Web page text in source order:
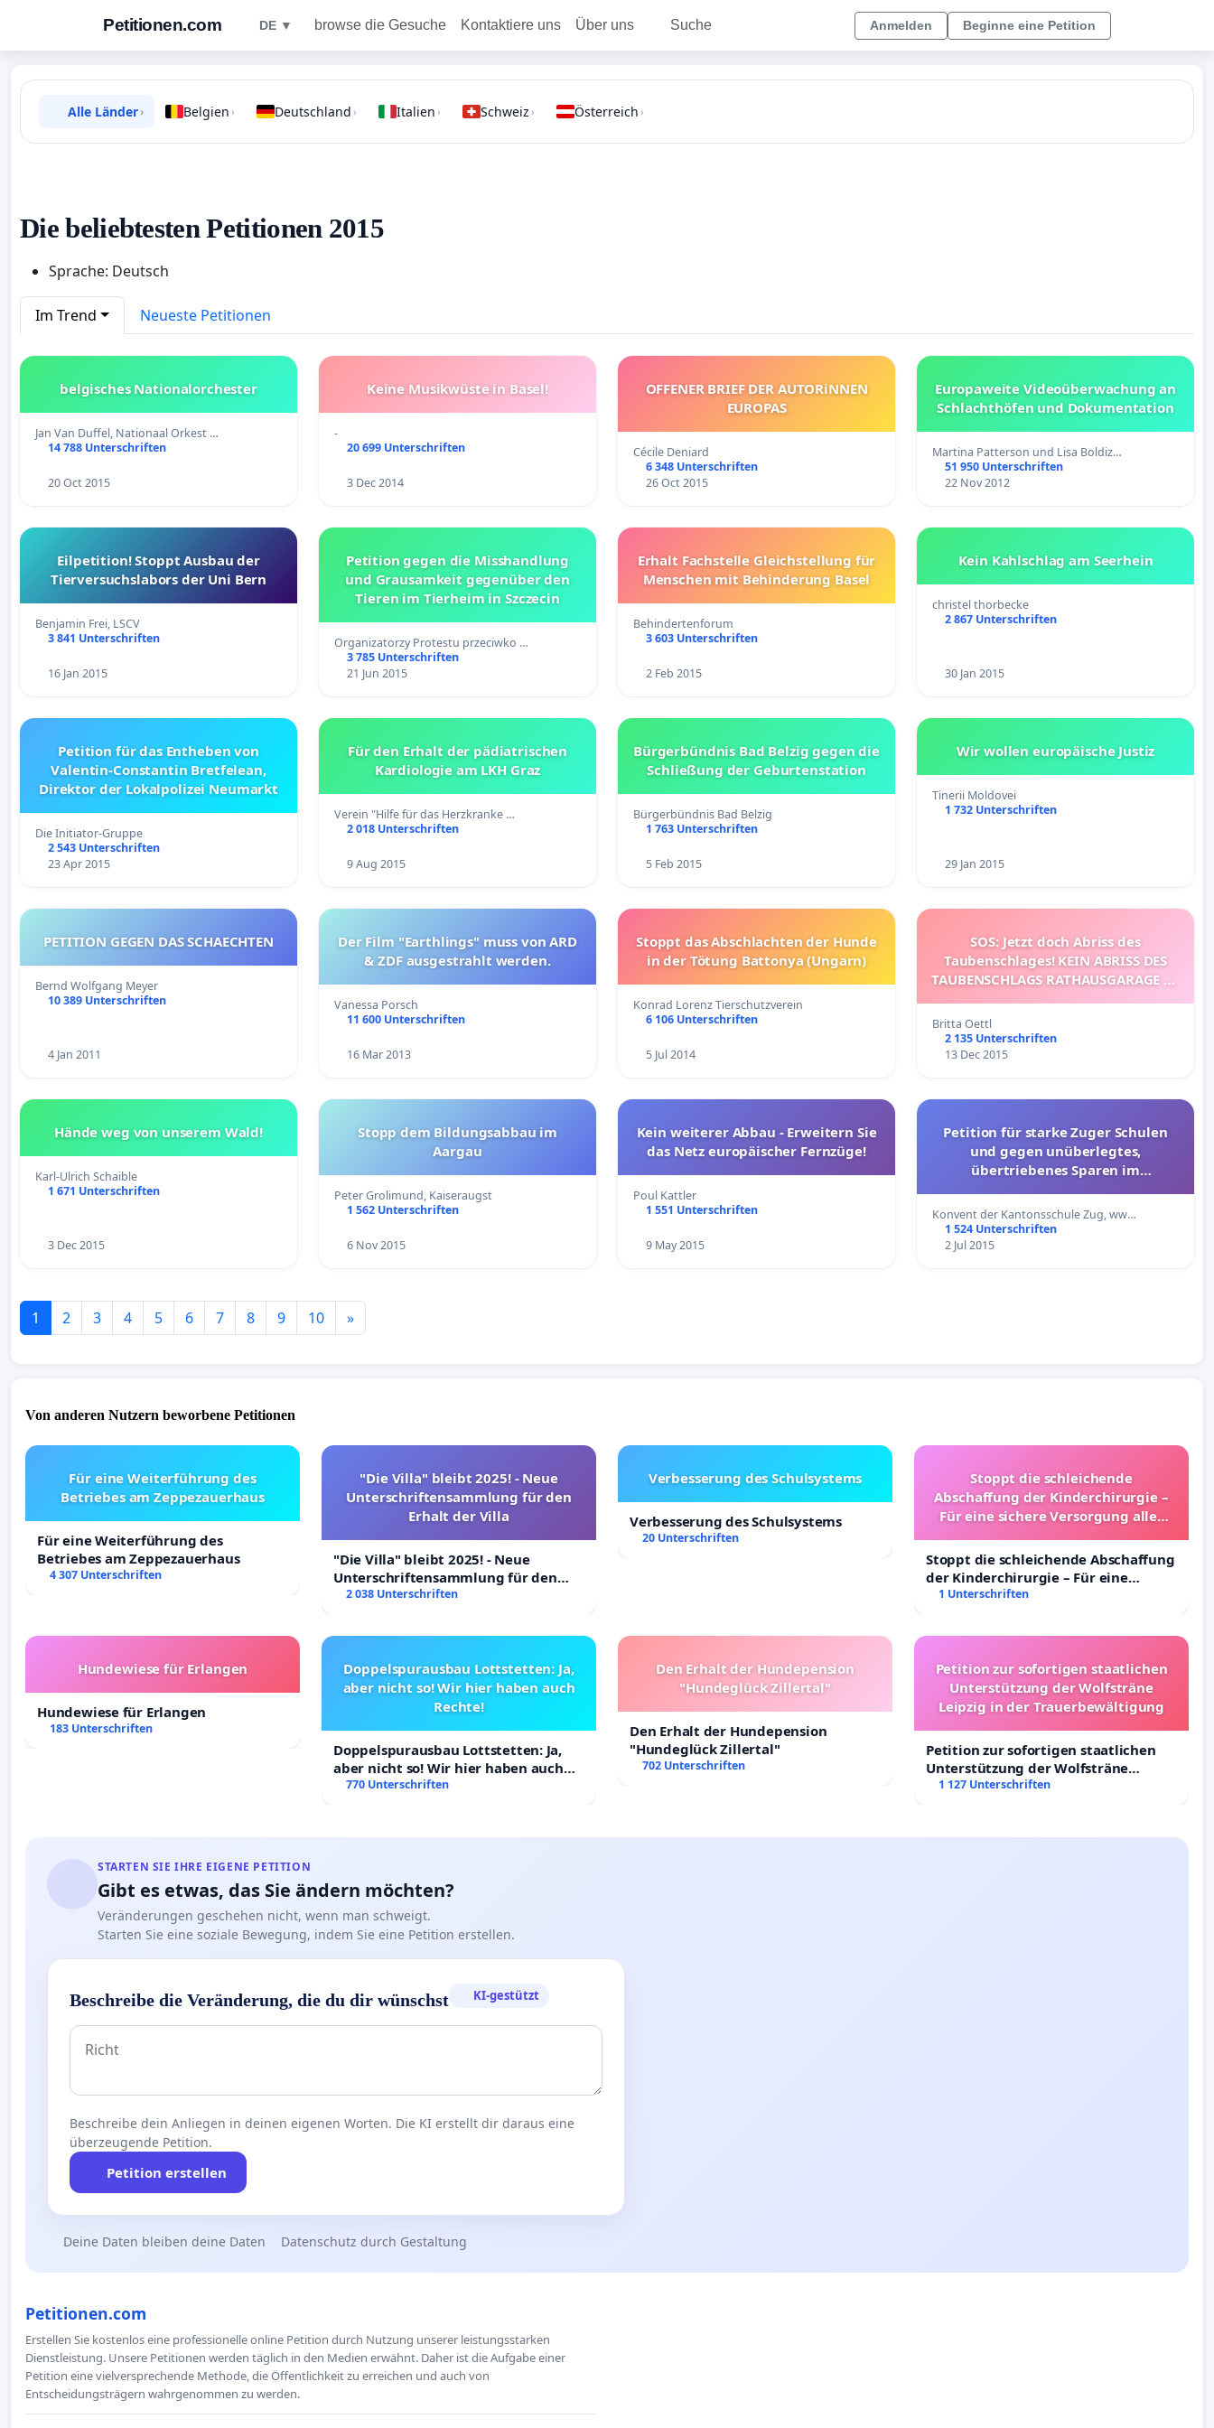
Petitionen.com DE ▼ browse die Gesuche Kontaktiere uns Über uns Suche Anmelden Beginne eine Petition
Alle Länder› Belgien › Deutschland › Italien › Schweiz › Österreich ›
Die beliebtesten Petitionen 2015
Sprache: Deutsch
Im Trend Neueste Petitionen
belgisches Nationalorchester
Jan Van Duffel, Nationaal Orkest …
14 788 Unterschriften
20 Oct 2015
Keine Musikwüste in Basel!
-
20 699 Unterschriften
3 Dec 2014
OFFENER BRIEF DER AUTORiNNEN
EUROPAS
Cécile Deniard
6 348 Unterschriften
26 Oct 2015
Europaweite Videoüberwachung an
Schlachthöfen und Dokumentation
Martina Patterson und Lisa Boldiz…
51 950 Unterschriften
22 Nov 2012
Eilpetition! Stoppt Ausbau der
Tierversuchslabors der Uni Bern
Benjamin Frei, LSCV
3 841 Unterschriften
16 Jan 2015
Petition gegen die Misshandlung
und Grausamkeit gegenüber den
Tieren im Tierheim in Szczecin
Organizatorzy Protestu przeciwko …
3 785 Unterschriften
21 Jun 2015
Erhalt Fachstelle Gleichstellung für
Menschen mit Behinderung Basel
Behindertenforum
3 603 Unterschriften
2 Feb 2015
Kein Kahlschlag am Seerhein
christel thorbecke
2 867 Unterschriften
30 Jan 2015
Petition für das Entheben von
Valentin-Constantin Bretfelean,
Direktor der Lokalpolizei Neumarkt
Die Initiator-Gruppe
2 543 Unterschriften
23 Apr 2015
Für den Erhalt der pädiatrischen
Kardiologie am LKH Graz
Verein "Hilfe für das Herzkranke …
2 018 Unterschriften
9 Aug 2015
Bürgerbündnis Bad Belzig gegen die
Schließung der Geburtenstation
Bürgerbündnis Bad Belzig
1 763 Unterschriften
5 Feb 2015
Wir wollen europäische Justiz
Tinerii Moldovei
1 732 Unterschriften
29 Jan 2015
PETITION GEGEN DAS SCHAECHTEN
Bernd Wolfgang Meyer
10 389 Unterschriften
4 Jan 2011
Der Film "Earthlings" muss von ARD
& ZDF ausgestrahlt werden.
Vanessa Porsch
11 600 Unterschriften
16 Mar 2013
Stoppt das Abschlachten der Hunde
in der Tötung Battonya (Ungarn)
Konrad Lorenz Tierschutzverein
6 106 Unterschriften
5 Jul 2014
SOS: Jetzt doch Abriss des
Taubenschlages! KEIN ABRISS DES
TAUBENSCHLAGS RATHAUSGARAGE IN
Britta Oettl
2 135 Unterschriften
13 Dec 2015
Hände weg von unserem Wald!
Karl-Ulrich Schaible
1 671 Unterschriften
3 Dec 2015
Stopp dem Bildungsabbau im
Aargau
Peter Grolimund, Kaiseraugst
1 562 Unterschriften
6 Nov 2015
Kein weiterer Abbau - Erweitern Sie
das Netz europäischer Fernzüge!
Poul Kattler
1 551 Unterschriften
9 May 2015
Petition für starke Zuger Schulen
und gegen unüberlegtes,
übertriebenes Sparen im
Konvent der Kantonsschule Zug, ww…
1 524 Unterschriften
2 Jul 2015
1 2 3 4 5 6 7 8 9 10 »
Von anderen Nutzern beworbene Petitionen
Für eine Weiterführung des
Betriebes am Zeppezauerhaus
Für eine Weiterführung des
Betriebes am Zeppezauerhaus
4 307 Unterschriften
"Die Villa" bleibt 2025! - Neue
Unterschriftensammlung für den
Erhalt der Villa
"Die Villa" bleibt 2025! - Neue
Unterschriftensammlung für den
Erhalt der Villa
2 038 Unterschriften
Verbesserung des Schulsystems
Verbesserung des Schulsystems
20 Unterschriften
Stoppt die schleichende
Abschaffung der Kinderchirurgie –
Für eine sichere Versorgung aller
Stoppt die schleichende Abschaffung
der Kinderchirurgie – Für eine
sichere Versorgung aller Kinder in
1 Unterschriften
Hundewiese für Erlangen
Hundewiese für Erlangen
183 Unterschriften
Doppelspurausbau Lottstetten: Ja,
aber nicht so! Wir hier haben auch
Rechte!
Doppelspurausbau Lottstetten: Ja,
aber nicht so! Wir hier haben auch
Rechte!
770 Unterschriften
Den Erhalt der Hundepension
"Hundeglück Zillertal"
Den Erhalt der Hundepension
"Hundeglück Zillertal"
702 Unterschriften
Petition zur sofortigen staatlichen
Unterstützung der Wolfsträne
Leipzig in der Trauerbewältigung
Petition zur sofortigen staatlichen
Unterstützung der Wolfsträne
Leipzig in der Trauerbewältigung
1 127 Unterschriften
STARTEN SIE IHRE EIGENE PETITION
Gibt es etwas, das Sie ändern möchten?
Veränderungen geschehen nicht, wenn man schweigt.
Starten Sie eine soziale Bewegung, indem Sie eine Petition erstellen.
Beschreibe die Veränderung, die du dir wünschst KI-gestützt
Beschreibe dein Anliegen in deinen eigenen Worten. Die KI erstellt dir daraus eine
überzeugende Petition.
Petition erstellen
Deine Daten bleiben deine Daten Datenschutz durch Gestaltung
Petitionen.com
Erstellen Sie kostenlos eine professionelle online Petition durch Nutzung unserer leistungsstarken
Dienstleistung. Unsere Petitionen werden täglich in den Medien erwähnt. Daher ist die Aufgabe einer
Petition eine vielversprechende Methode, die Öffentlichkeit zu erreichen und auch von
Entscheidungsträgern wahrgenommen zu werden.